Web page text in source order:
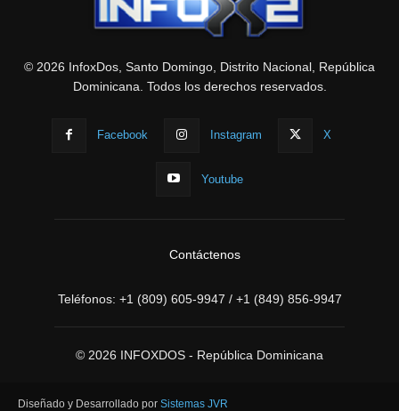
© 2026 InfoxDos, Santo Domingo, Distrito Nacional, República
Dominicana. Todos los derechos reservados.
Facebook Instagram X
Youtube
Contáctenos
Teléfonos: +1 (809) 605-9947 / +1 (849) 856-9947
© 2026 INFOXDOS - República Dominicana
Diseñado y Desarrollado por Sistemas JVR